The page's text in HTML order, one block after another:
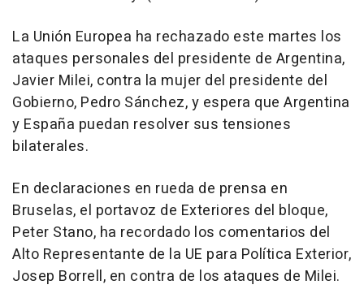
La Unión Europea ha rechazado este martes los
ataques personales del presidente de Argentina,
Javier Milei, contra la mujer del presidente del
Gobierno, Pedro Sánchez, y espera que Argentina
y España puedan resolver sus tensiones
bilaterales.
En declaraciones en rueda de prensa en
Bruselas, el portavoz de Exteriores del bloque,
Peter Stano, ha recordado los comentarios del
Alto Representante de la UE para Política Exterior,
Josep Borrell, en contra de los ataques de Milei.